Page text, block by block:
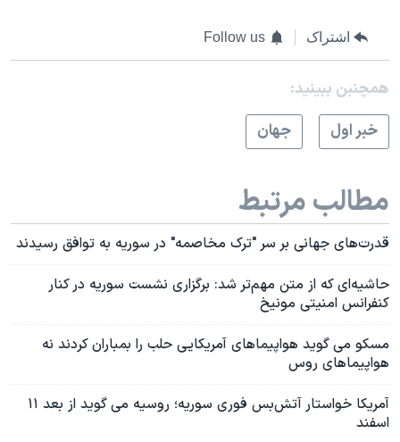
اشتراک Follow us
همچنبن ببینید:
خبر اول
جهان
مطالب مرتبط
قدرت‌های جهانی بر سر "ترک مخاصمه" در سوریه به توافق رسیدند
حاشیه‌ای که از متن مهم‌تر شد: برگزاری نشست سوریه در کنار
کنفرانس امنیتی مونیخ
مسکو می گوید هواپیماهای آمریکایی حلب را بمباران کردند نه
هواپیماهای روس
آمریکا خواستار آتش‌بس فوری سوریه؛‌ روسیه می گوید از بعد ۱۱
اسفند